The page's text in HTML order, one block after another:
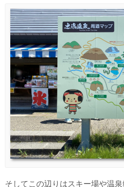
そしてこの辺りはスキー場や温